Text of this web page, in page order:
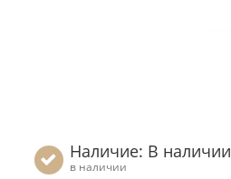
Наличие: В наличии
в наличии